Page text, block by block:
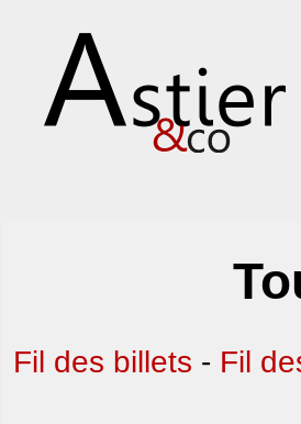
Fil des billets - Fil